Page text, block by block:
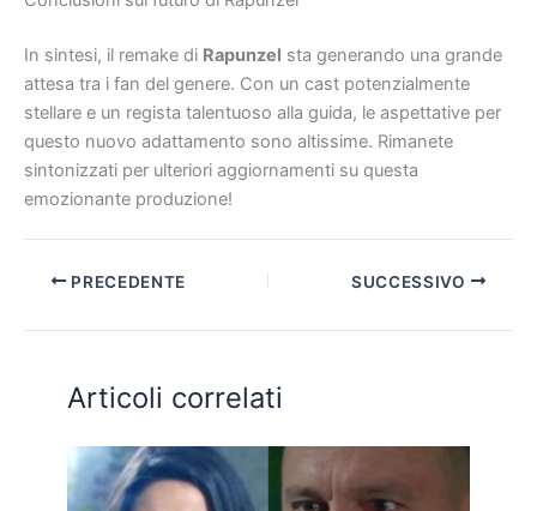
In sintesi, il remake di Rapunzel sta generando una grande
attesa tra i fan del genere. Con un cast potenzialmente
stellare e un regista talentuoso alla guida, le aspettative per
questo nuovo adattamento sono altissime. Rimanete
sintonizzati per ulteriori aggiornamenti su questa
emozionante produzione!
PRECEDENTE SUCCESSIVO
Articoli correlati